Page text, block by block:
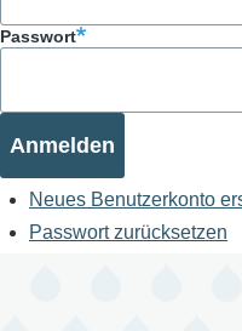
Passwort
Neues Benutzerkonto
Passwort zurücksetzen